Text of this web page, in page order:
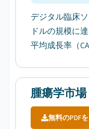
デジタル臨床
ドルの規模に
平均成長率（
因です。...
腫瘍学市場
無料のPDF